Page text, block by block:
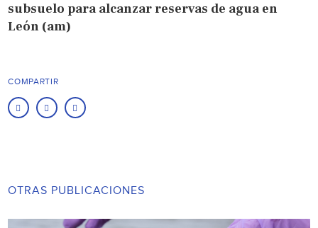
subsuelo para alcanzar reservas de agua en
León (am)
COMPARTIR
OTRAS PUBLICACIONES